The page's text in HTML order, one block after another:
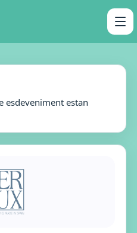
esdeveniment estan